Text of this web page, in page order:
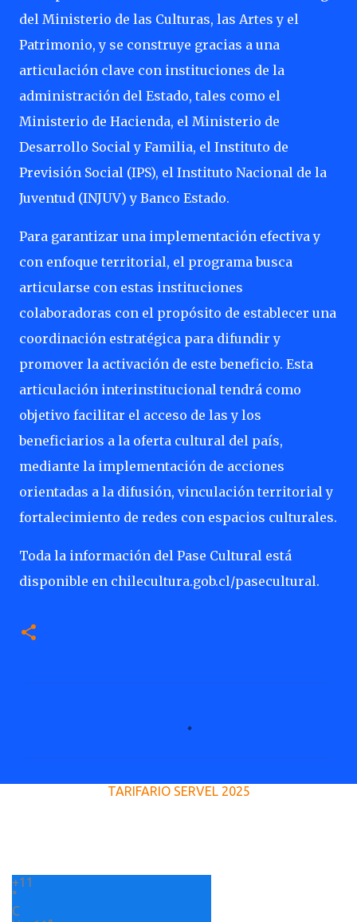
del Ministerio de las Culturas, las Artes y el
Patrimonio, y se construye gracias a una
articulación clave con instituciones de la
administración del Estado, tales como el
Ministerio de Hacienda, el Ministerio de
Desarrollo Social y Familia, el Instituto de
Previsión Social (IPS), el Instituto Nacional de la
Juventud (INJUV) y Banco Estado.
Para garantizar una implementación efectiva y
con enfoque territorial, el programa busca
articularse con estas instituciones
colaboradoras con el propósito de establecer una
coordinación estratégica para difundir y
promover la activación de este beneficio. Esta
articulación interinstitucional tendrá como
objetivo facilitar el acceso de las y los
beneficiarios a la oferta cultural del país,
mediante la implementación de acciones
orientadas a la difusión, vinculación territorial y
fortalecimiento de redes con espacios culturales.
Toda la información del Pase Cultural está
disponible en chilecultura.gob.cl/pasecultural.
TARIFARIO SERVEL 2025
+11
°
C